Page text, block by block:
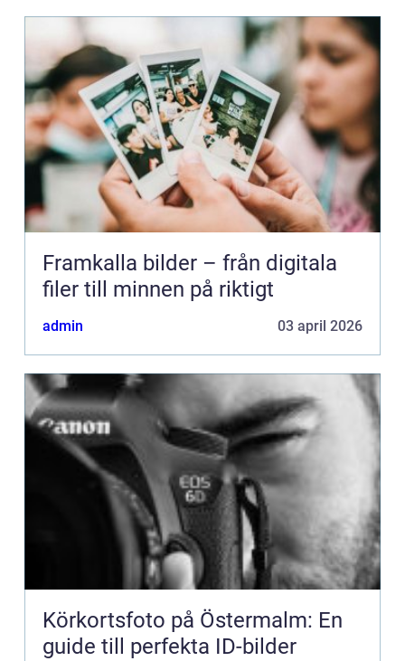
Framkalla bilder – från digitala
filer till minnen på riktigt
admin 03 april 2026
Körkortsfoto på Östermalm: En
guide till perfekta ID-bilder